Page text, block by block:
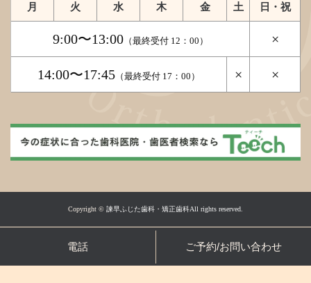
月 火 水 木 金 土 日・祝
9:00〜13:00（最終受付 12：00） ×
14:00〜17:45 （最終受付 17：00） × ×
Copyright © 諫早ふじた歯科・矯正歯科All rights reserved.
電話 ご予約/お問い合わせ